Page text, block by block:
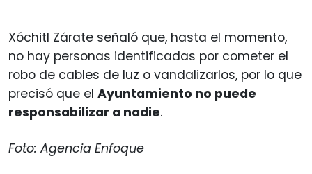
Xóchitl Zárate señaló que, hasta el momento,
no hay personas identificadas por cometer el
robo de cables de luz o vandalizarlos, por lo que
precisó que el Ayuntamiento no puede
responsabilizar a nadie.
Foto: Agencia Enfoque